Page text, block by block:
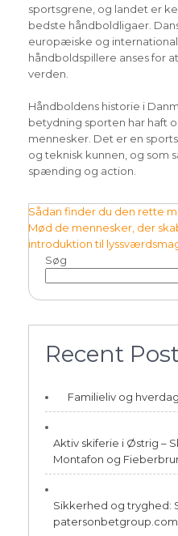
sportsgrene, og landet er
bedste håndboldligaer.
europæiske og
håndboldspillere anses for
verden.
Håndboldens historie i
betydning sporten har haft
mennesker. Det er en
og teknisk kunnen, og som
spænding og action.
Sådan finder du den rette
Mød de mennesker, der
introduktion til
Søg
Recent
Familieliv og
Aktiv skiferie i Østrig –
Montafon og
Sikkerhed og tryghed:
patersonbetgroup.com